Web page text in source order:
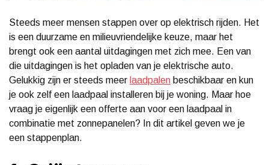
Steeds meer mensen stappen over op elektrisch rijden. Het
is een duurzame en milieuvriendelijke keuze, maar het
brengt ook een aantal uitdagingen met zich mee. Een van
die uitdagingen is het opladen van je elektrische auto.
Gelukkig zijn er steeds meer laadpalen beschikbaar en kun
je ook zelf een laadpaal installeren bij je woning. Maar hoe
vraag je eigenlijk een offerte aan voor een laadpaal in
combinatie met zonnepanelen? In dit artikel geven we je
een stappenplan.